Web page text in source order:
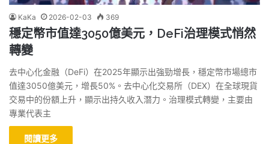
KaKa 2026-02-03 369
穩定幣市值達3050億美元，DeFi治理模式悄然
轉變
去中心化金融（DeFi）在2025年顯示出強勁增長，穩定幣市場總市
值達3050億美元，增長50%。去中心化交易所（DEX）在全球現貨
交易中的份額上升，顯示出持久收入潛力。治理模式轉變，主要由
專業代表主
閱讀更多